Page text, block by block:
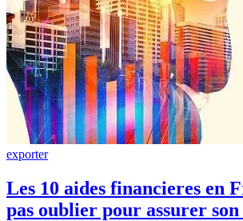
exporter
Les 10 aides financieres en
pas oublier pour assurer